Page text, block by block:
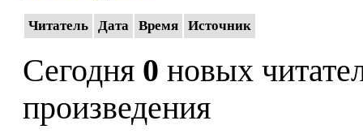
Читатель Дата Время Источник
Сегодня 0 новых
произведения